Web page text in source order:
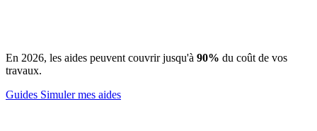
En 2026, les aides peuvent couvrir jusqu'à 90% du coût de vos
travaux.
Guides Simuler mes aides